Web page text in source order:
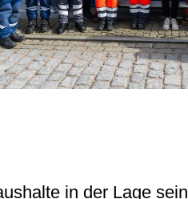
in der Lage sein